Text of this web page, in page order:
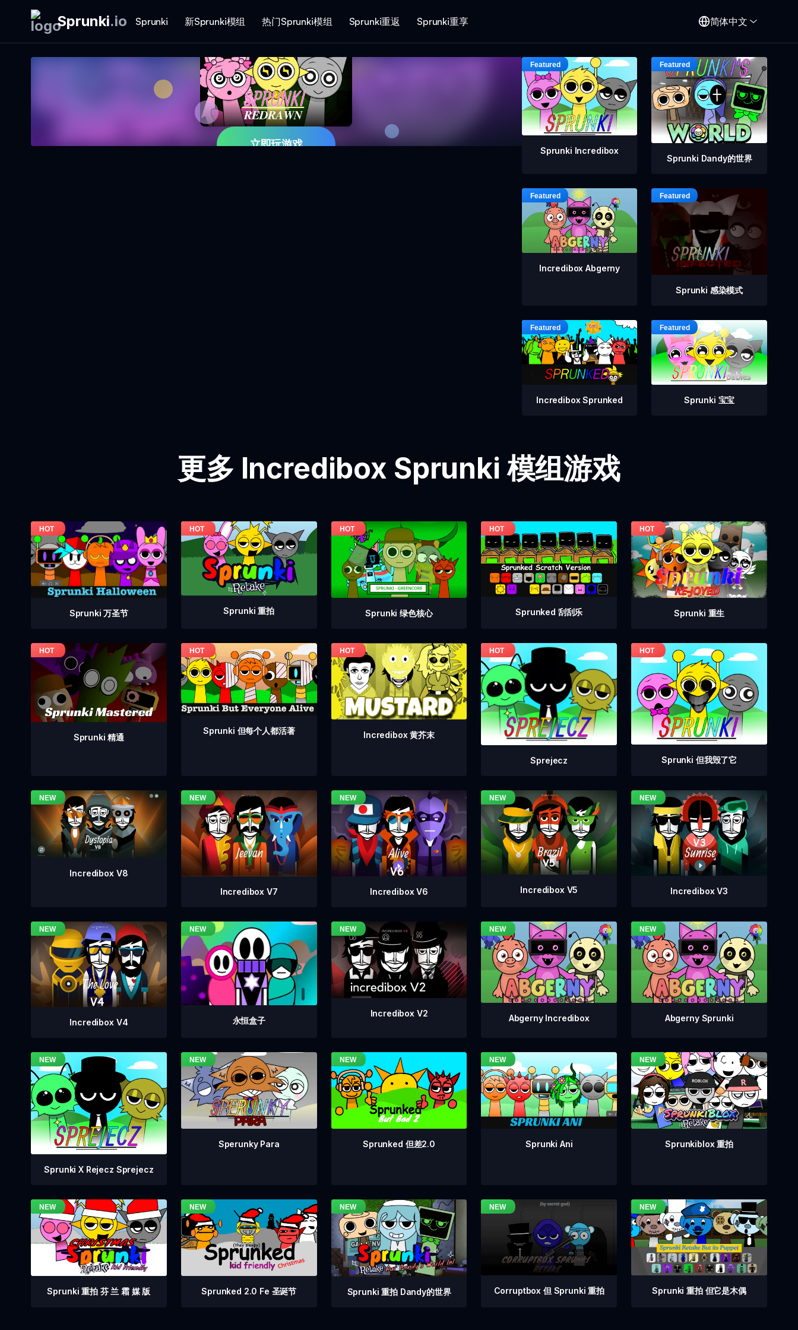
Sprunki.io Sprunki 新Sprunki模组 热门Sprunki模组 Sprunki重返 Sprunki重享 简体中文
立即玩游戏 Sprunki Incredibox
Sprunki Dandy的世界
Incredibox Abgerny
Sprunki 感染模式
Incredibox Sprunked Sprunki 宝宝
更多 Incredibox Sprunki 模组游戏
Sprunki 万圣节 Sprunki 重拍 Sprunki 绿色核心 Sprunked 刮刮乐 Sprunki 重生
Sprunki 精通
Sprunki 但每个人都活著 Incredibox 黄芥末
Sprejecz Sprunki 但我毁了它
Incredibox V8
Incredibox V7
Incredibox V6 Incredibox V5 Incredibox V3
Incredibox V4 永恒盒子
Incredibox V2 Abgerny Incredibox Abgerny Sprunki
Sprunki X Rejecz Sprejecz
Sperunky Para Sprunked 但差2.0 Sprunki Ani Sprunkiblox 重拍
Sprunki 重拍 芬 兰 霜 媒 版 Sprunked 2.0 Fe 圣诞节 Sprunki 重拍 Dandy的世界 Corruptbox 但 Sprunki 重拍 Sprunki 重拍 但它是木偶